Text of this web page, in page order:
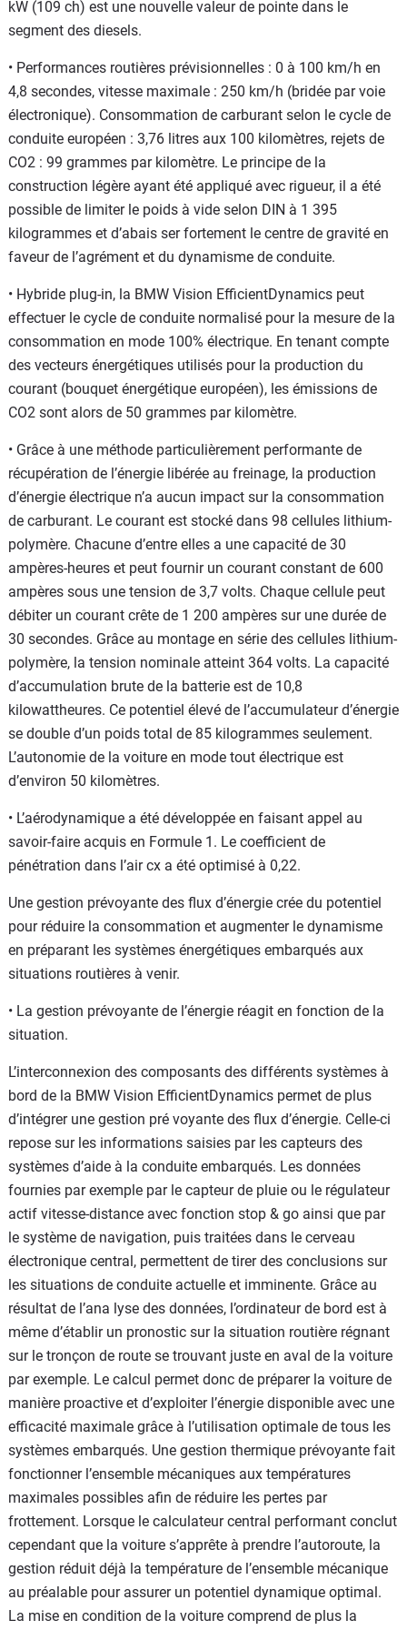
kW (109 ch) est une nouvelle valeur de pointe dans le
segment des diesels.
• Performances routières prévisionnelles : 0 à 100 km/h en
4,8 secondes, vitesse maximale : 250 km/h (bridée par voie
électronique). Consommation de carburant selon le cycle de
conduite européen : 3,76 litres aux 100 kilomètres, rejets de
CO2 : 99 grammes par kilomètre. Le principe de la
construction légère ayant été appliqué avec rigueur, il a été
possible de limiter le poids à vide selon DIN à 1 395
kilogrammes et d’abais ser fortement le centre de gravité en
faveur de l’agrément et du dynamisme de conduite.
• Hybride plug-in, la BMW Vision EfficientDynamics peut
effectuer le cycle de conduite normalisé pour la mesure de la
consommation en mode 100% électrique. En tenant compte
des vecteurs énergétiques utilisés pour la production du
courant (bouquet énergétique européen), les émissions de
CO2 sont alors de 50 grammes par kilomètre.
• Grâce à une méthode particulièrement performante de
récupération de l’énergie libérée au freinage, la production
d’énergie électrique n’a aucun impact sur la consommation
de carburant. Le courant est stocké dans 98 cellules lithium-
polymère. Chacune d’entre elles a une capacité de 30
ampères-heures et peut fournir un courant constant de 600
ampères sous une tension de 3,7 volts. Chaque cellule peut
débiter un courant crête de 1 200 ampères sur une durée de
30 secondes. Grâce au montage en série des cellules lithium-
polymère, la tension nominale atteint 364 volts. La capacité
d’accumulation brute de la batterie est de 10,8
kilowattheures. Ce potentiel élevé de l’accumulateur d’énergie
se double d’un poids total de 85 kilogrammes seulement.
L’autonomie de la voiture en mode tout électrique est
d’environ 50 kilomètres.
• L’aérodynamique a été développée en faisant appel au
savoir-faire acquis en Formule 1. Le coefficient de
pénétration dans l’air cx a été optimisé à 0,22.
Une gestion prévoyante des flux d’énergie crée du potentiel
pour réduire la consommation et augmenter le dynamisme
en préparant les systèmes énergétiques embarqués aux
situations routières à venir.
• La gestion prévoyante de l’énergie réagit en fonction de la
situation.
L’interconnexion des composants des différents systèmes à
bord de la BMW Vision EfficientDynamics permet de plus
d’intégrer une gestion pré voyante des flux d’énergie. Celle-ci
repose sur les informations saisies par les capteurs des
systèmes d’aide à la conduite embarqués. Les données
fournies par exemple par le capteur de pluie ou le régulateur
actif vitesse-distance avec fonction stop & go ainsi que par
le système de navigation, puis traitées dans le cerveau
électronique central, permettent de tirer des conclusions sur
les situations de conduite actuelle et imminente. Grâce au
résultat de l’ana lyse des données, l’ordinateur de bord est à
même d’établir un pronostic sur la situation routière régnant
sur le tronçon de route se trouvant juste en aval de la voiture
par exemple. Le calcul permet donc de préparer la voiture de
manière proactive et d’exploiter l’énergie disponible avec une
efficacité maximale grâce à l’utilisation optimale de tous les
systèmes embarqués. Une gestion thermique prévoyante fait
fonctionner l’ensemble mécaniques aux températures
maximales possibles afin de réduire les pertes par
frottement. Lorsque le calculateur central performant conclut
cependant que la voiture s’apprête à prendre l’autoroute, la
gestion réduit déjà la température de l’ensemble mécanique
au préalable pour assurer un potentiel dynamique optimal.
La mise en condition de la voiture comprend de plus la